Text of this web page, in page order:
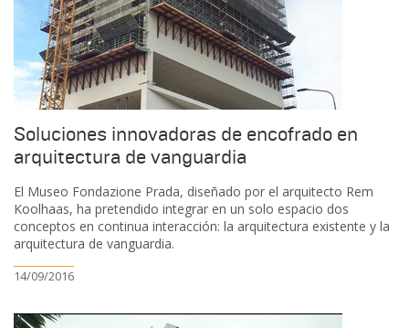
Soluciones innovadoras de encofrado en
arquitectura de vanguardia
El Museo Fondazione Prada, diseñado por el arquitecto Rem
Koolhaas, ha pretendido integrar en un solo espacio dos
conceptos en continua interacción: la arquitectura existente y la
arquitectura de vanguardia.
14/09/2016